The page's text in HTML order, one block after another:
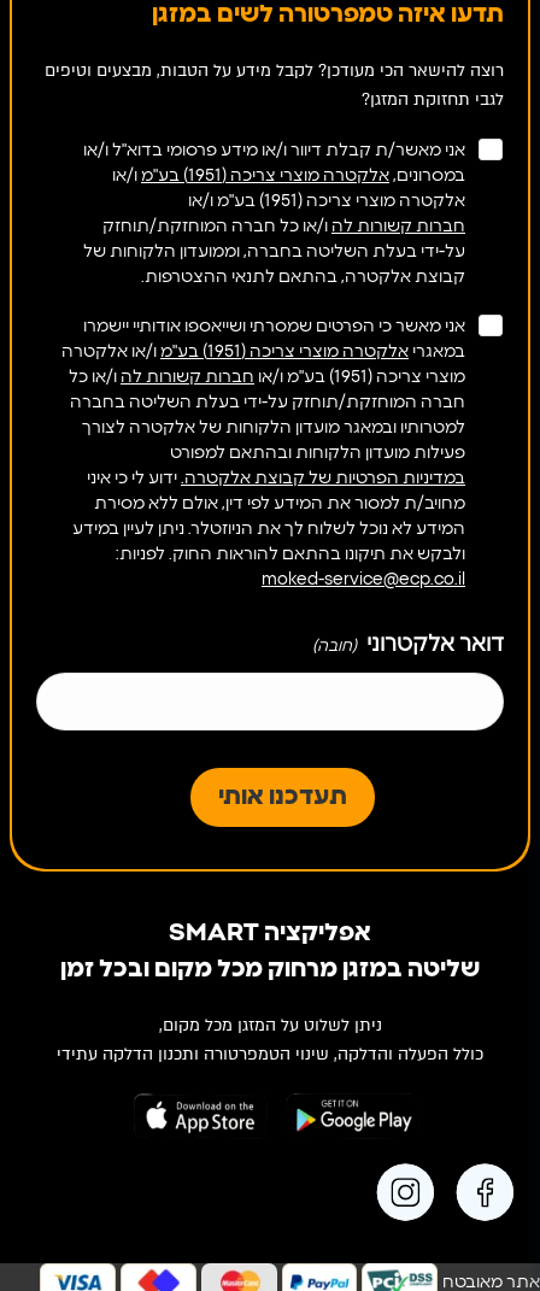
תדעו איזה טמפרטורה לשים במזגן
רוצה להישאר הכי מעודכן? לקבל מידע על הטבות, מבצעים וטיפים
לגבי תחזוקת המזגן?
אני מאשר/ת קבלת דיוור ו/או מידע פרסומי בדוא"ל ו/או
במסרונים, אלקטרה מוצרי צריכה (1951) בע"מ
ו/או
אלקטרה מוצרי צריכה (1951) בע"מ ו/או
חברות קשורות לה ו/או כל חברה המוחזקת/תוחזק
על-ידי בעלת השליטה בחברה, וממועדון הלקוחות של
קבוצת אלקטרה, בהתאם לתנאי ההצטרפות.
אני מאשר כי הפרטים שמסרתי ושייאספו אודותיי יישמרו
במאגרי אלקטרה מוצרי צריכה (1951) בע"מ
ו/או אלקטרה
מוצרי צריכה (1951) בע"מ ו/או
חברות קשורות לה ו/או כל
חברה המוחזקת/תוחזק על-ידי בעלת השליטה בחברה
למטרותיו ובמאגר מועדון הלקוחות של אלקטרה לצורך
פעילות מועדון הלקוחות ובהתאם למפורט
במדיניות הפרטיות של קבוצת אלקטרה. ידוע לי כי איני
מחויב/ת למסור את המידע לפי דין, אולם ללא מסירת
המידע לא נוכל לשלוח לך את הניוזטלר. ניתן לעיין במידע
ולבקש את תיקונו בהתאם להוראות החוק. לפניות:
moked-service@ecp.co.il
דואר אלקטרוני (חובה)
אפליקציה SMART
שליטה במזגן מרחוק מכל מקום ובכל זמן
ניתן לשלוט על המזגן מכל מקום,
כולל הפעלה והדלקה, שינוי הטמפרטורה ותכנון הדלקה עתידי
אתר מאובטח